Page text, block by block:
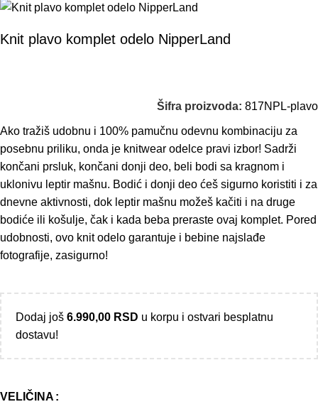
Knit plavo komplet odelo NipperLand
Šifra proizvoda: 817NPL-plavo
Ako tražiš udobnu i 100% pamučnu odevnu kombinaciju za
posebnu priliku, onda je knitwear odelce pravi izbor! Sadrži
končani prsluk, končani donji deo, beli bodi sa kragnom i
uklonivu leptir mašnu. Bodić i donji deo ćeš sigurno koristiti i za
dnevne aktivnosti, dok leptir mašnu možeš kačiti i na druge
bodiće ili košulje, čak i kada beba preraste ovaj komplet. Pored
udobnosti, ovo knit odelo garantuje i bebine najslađe
fotografije, zasigurno!
Dodaj još 6.990,00 RSD u korpu i ostvari besplatnu
dostavu!
VELIČINA